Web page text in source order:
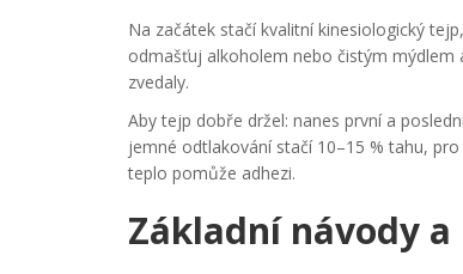
Na začátek stačí kvalitní kinesiologický
odmašťuj alkoholem nebo čistým mýdlem
zvedaly.
Aby tejp dobře držel: nanes první a
jemné odtlakování stačí 10–15 % tahu,
teplo pomůže adhezi.
Základní návody